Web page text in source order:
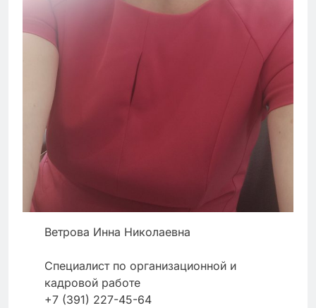
Ветрова Инна Николаевна
Специалист по организационной и
кадровой работе
+7 (391) 227-45-64